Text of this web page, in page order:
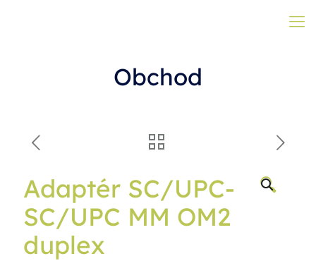
Obchod
🔍
Adaptér SC/UPC-
SC/UPC MM OM2
duplex